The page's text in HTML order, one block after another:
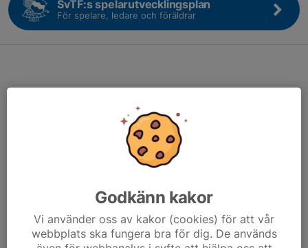
SvTF:s spelarutvecklingsplan
För spelare, ledare och föräldrar
Godkänn kakor
Vi använder oss av kakor (cookies) för att vår
webbplats ska fungera bra för dig. De används